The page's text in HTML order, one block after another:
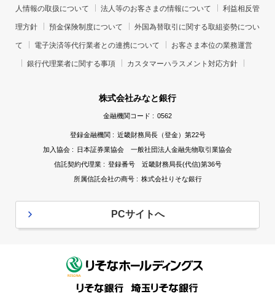
人情報の取扱について 法人等のお客さまの情報について 利益相反管
理方針 預金保険制度について 外国為替取引に関する取組姿勢につい
て 電子決済等代行業者との連携について お客さま本位の業務運営
銀行代理業者に関する事項 カスタマーハラスメント対応方針
株式会社みなと銀行
金融機関コード : 0562
登録金融機関 : 近畿財務局長（登金）第22号
加入協会 : 日本証券業協会 一般社団法人金融先物取引業協会
信託契約代理業 : 登録番号 近畿財務局長(代信)第36号
所属信託会社の商号 : 株式会社りそな銀行
PCサイトへ